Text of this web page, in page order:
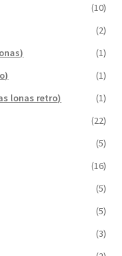
(10)
(2)
(1)
(1)
lonas retro)
(1)
(22)
(5)
(16)
(5)
(5)
(3)